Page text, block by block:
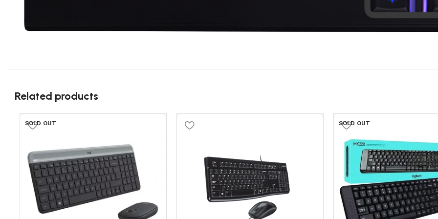
Related products
SOLD OUT SOLD OUT